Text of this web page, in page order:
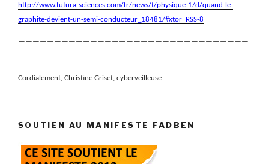
http://www.futura-sciences.com/fr/news/t/physique-1/d/quand-le-
graphite-devient-un-semi-conducteur_18481/#xtor=RSS-8
————————————————————————————————
—————————-
Cordialement, Christine Griset, cyberveilleuse
SOUTIEN AU MANIFESTE FADBEN